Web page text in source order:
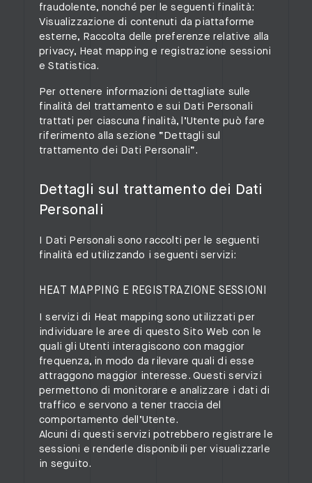
fraudolente, nonché per le seguenti finalità:
Visualizzazione di contenuti da piattaforme
esterne, Raccolta delle preferenze relative alla
privacy, Heat mapping e registrazione sessioni
e Statistica.
Per ottenere informazioni dettagliate sulle
finalità del trattamento e sui Dati Personali
trattati per ciascuna finalità, l’Utente può fare
riferimento alla sezione “Dettagli sul
trattamento dei Dati Personali”.
Dettagli sul trattamento dei Dati
Personali
I Dati Personali sono raccolti per le seguenti
finalità ed utilizzando i seguenti servizi:
HEAT MAPPING E REGISTRAZIONE SESSIONI
I servizi di Heat mapping sono utilizzati per
individuare le aree di questo Sito Web con le
quali gli Utenti interagiscono con maggior
frequenza, in modo da rilevare quali di esse
attraggono maggior interesse. Questi servizi
permettono di monitorare e analizzare i dati di
traffico e servono a tener traccia del
comportamento dell’Utente.
Alcuni di questi servizi potrebbero registrare le
sessioni e renderle disponibili per visualizzarle
in seguito.